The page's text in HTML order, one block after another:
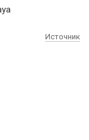
Источник